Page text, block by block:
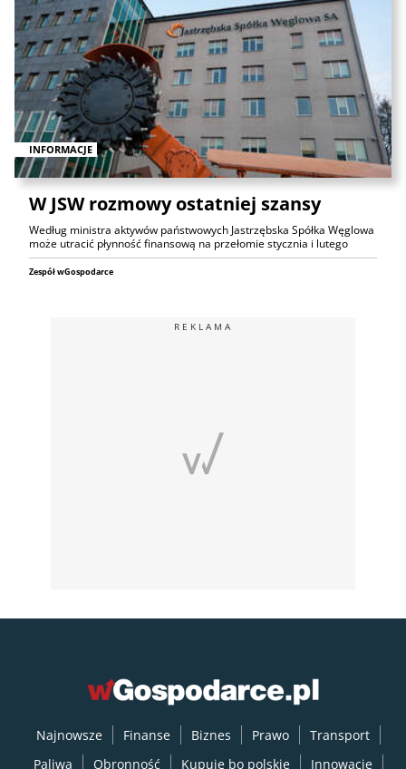
INFORMACJE
W JSW rozmowy ostatniej szansy
Według ministra aktywów państwowych Jastrzębska Spółka Węglowa
może utracić płynność finansową na przełomie stycznia i lutego
Zespół wGospodarce
REKLAMA
Najnowsze Finanse Biznes Prawo
Transport
Paliwa
Obronność Kupuję bo polskie Innowacje